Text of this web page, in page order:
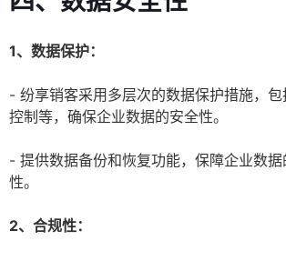
1、数据保护：
- 纷享销客采用多层次的数据保护措施，
控制等，确保企业数据的安全性。
- 提供数据备份和恢复功能，保障企业数据
性。
2、合规性：